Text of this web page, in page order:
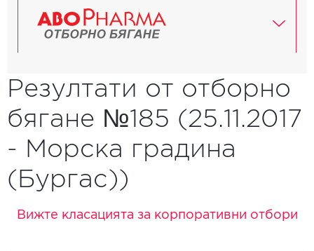
Резултати от отборно
бягане №185 (25.11.2017
- Морска градина
(Бургас))
Вижте класацията за корпоративни отбори